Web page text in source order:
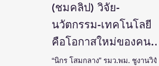
(ชมคลิป) วิจัย-
นวัตกรรม-เทคโนโลยี
คือโอกาสใหม่ของคน
พิการไทย และพลังขับ
“นิกร โสมกลาง” รมว.พม. ชูงานวิจั